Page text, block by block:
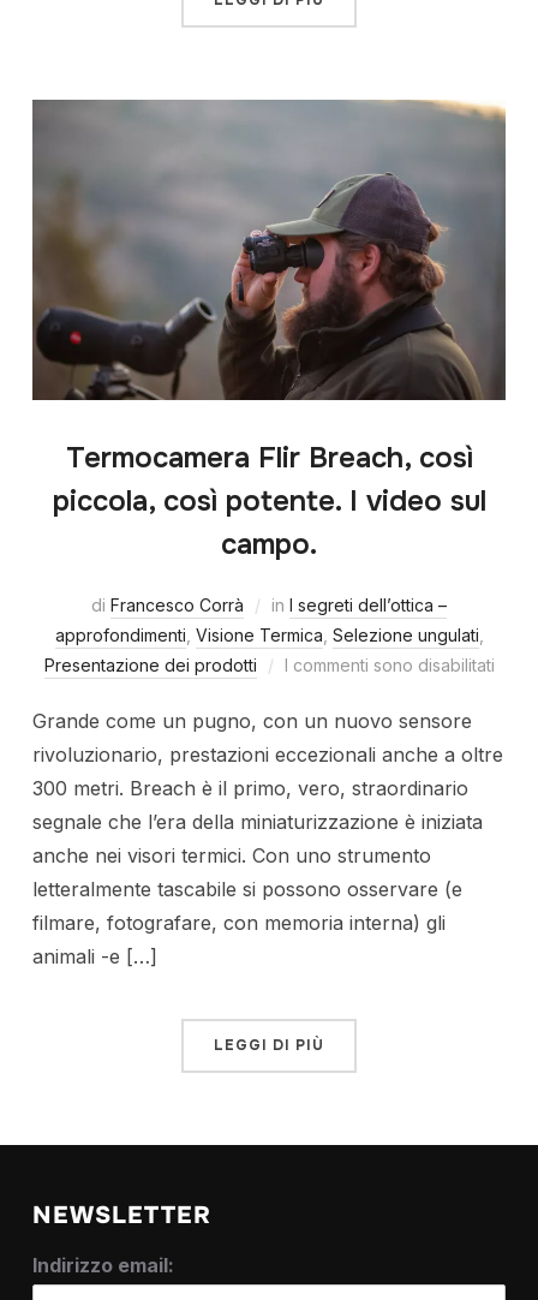
Termocamera Flir Breach, così
piccola, così potente. I video sul
campo.
di Francesco Corrà in I segreti dell’ottica –
approfondimenti Visione Termica Selezione ungulati
Presentazione dei prodotti
I commenti sono disabilitati
Grande come un pugno, con un nuovo sensore
rivoluzionario, prestazioni eccezionali anche a oltre
300 metri. Breach è il primo, vero, straordinario
segnale che l’era della miniaturizzazione è iniziata
anche nei visori termici. Con uno strumento
letteralmente tascabile si possono osservare (e
filmare, fotografare, con memoria interna) gli
animali -e […]
LEGGI DI PIÙ
NEWSLETTER
Indirizzo email: